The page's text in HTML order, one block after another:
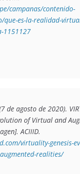
campanas/contenido-
que-es-la-realidad-
1151127
de agosto de 2020).
of Virtual and
virtuality-genesis-
realities/